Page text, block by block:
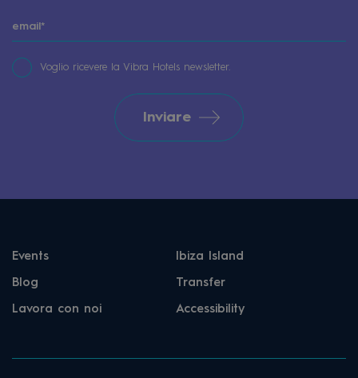
Voglio ricevere la Vibra Hotels newsletter.
Inviare
Events Ibiza Island
Blog Transfer
Lavora con noi Accessibility